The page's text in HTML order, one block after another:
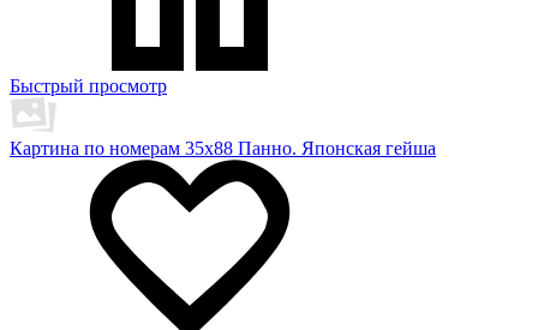
Быстрый просмотр
Картина по номерам 35х88 Панно. Японская гейша